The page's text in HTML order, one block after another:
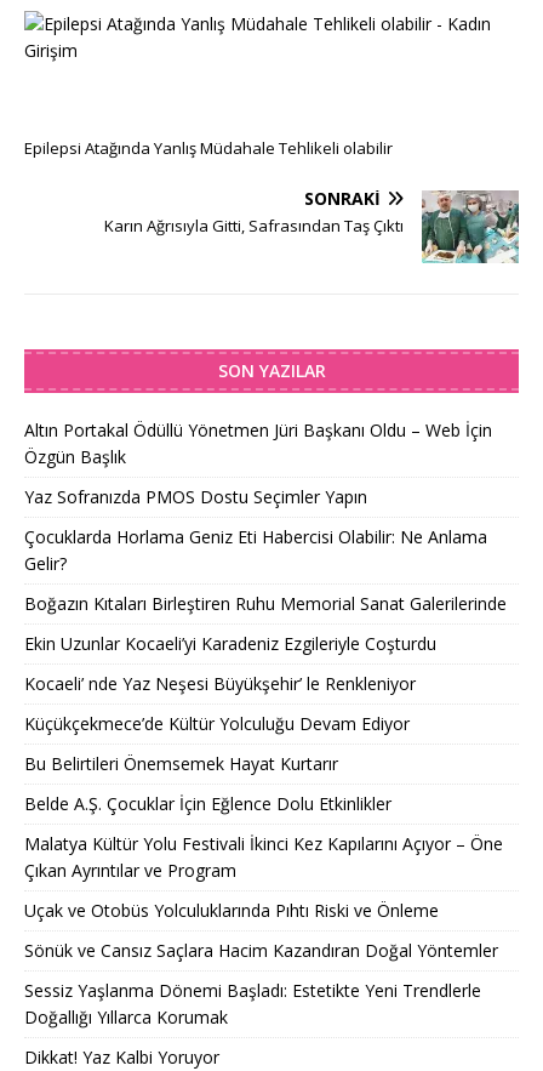
Epilepsi Atağında Yanlış Müdahale Tehlikeli olabilir
SONRAKI
Karın Ağrısıyla Gitti, Safrasından Taş Çıktı
SON YAZILAR
Altın Portakal Ödüllü Yönetmen Jüri Başkanı Oldu – Web İçin
Özgün Başlık
Yaz Sofranızda PMOS Dostu Seçimler Yapın
Çocuklarda Horlama Geniz Eti Habercisi Olabilir: Ne Anlama
Gelir?
Boğazın Kıtaları Birleştiren Ruhu Memorial Sanat Galerilerinde
Ekin Uzunlar Kocaeli’yi Karadeniz Ezgileriyle Coşturdu
Kocaeli’ nde Yaz Neşesi Büyükşehir’ le Renkleniyor
Küçükçekmece’de Kültür Yolculuğu Devam Ediyor
Bu Belirtileri Önemsemek Hayat Kurtarır
Belde A.Ş. Çocuklar İçin Eğlence Dolu Etkinlikler
Malatya Kültür Yolu Festivali İkinci Kez Kapılarını Açıyor – Öne
Çıkan Ayrıntılar ve Program
Uçak ve Otobüs Yolculuklarında Pıhtı Riski ve Önleme
Sönük ve Cansız Saçlara Hacim Kazandıran Doğal Yöntemler
Sessiz Yaşlanma Dönemi Başladı: Estetikte Yeni Trendlerle
Doğallığı Yıllarca Korumak
Dikkat! Yaz Kalbi Yoruyor